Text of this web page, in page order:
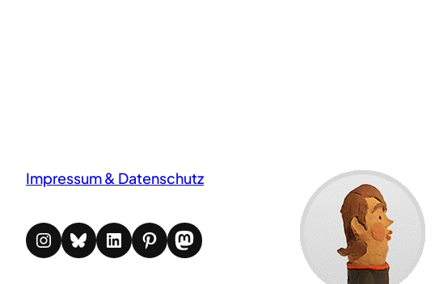
Impressum & Datenschutz
Instagram Bluesky LinkedIn Pinterest Mastodon